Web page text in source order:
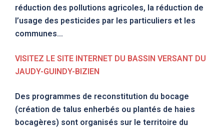
réduction des pollutions agricoles, la réduction de
l’usage des pesticides par les particuliers et les
communes…
VISITEZ LE SITE INTERNET DU BASSIN VERSANT DU
JAUDY-GUINDY-BIZIEN
Des programmes de reconstitution du bocage
(création de talus enherbés ou plantés de haies
bocagères) sont organisés sur le territoire du